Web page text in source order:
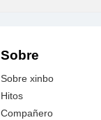
Sobre
Sobre xinbo
Hitos
Compañero